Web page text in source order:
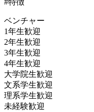
#特徴
ベンチャー
1年生歓迎
2年生歓迎
3年生歓迎
4年生歓迎
大学院生歓迎
文系学生歓迎
理系学生歓迎
未経験歓迎